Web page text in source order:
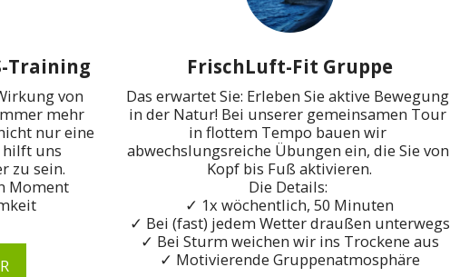
Training
von
mehr
nur eine
hilft uns
zu sein.
Moment
FrischLuft-Fit Gruppe
Das erwartet Sie: Erleben Sie aktive Bewegung
in der Natur! Bei unserer gemeinsamen Tour
in flottem Tempo bauen wir
abwechslungsreiche Übungen ein, die Sie von
Kopf bis Fuß aktivieren.
Die Details:
✓ 1x wöchentlich, 50 Minuten
✓ Bei (fast) jedem Wetter draußen unterwegs
✓ Bei Sturm weichen wir ins Trockene aus
✓ Motivierende Gruppenatmosphäre